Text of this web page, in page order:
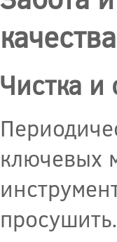
качества
Чистка и
ключевых
просушить.